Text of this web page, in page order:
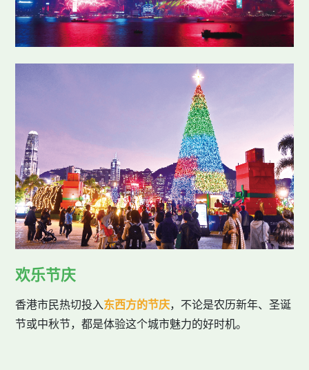
欢乐节庆
香港市民热切投入东西方的节庆，不论是农历新年、圣诞
节或中秋节，都是体验这个城市魅力的好时机。